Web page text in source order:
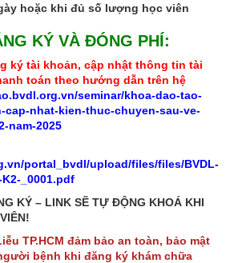
hoặc khi đủ số lượng học viên
KÝ VÀ ĐÓNG PHÍ:
ký tài khoản, cập nhật thông tin tài
toán theo hướng dẫn trên hệ
seminar/khoa-dao-tao-
cap-nhat-kien-thuc-chuyen-sau-ve-
nam-2025
portal_bvdl/upload/files/files/BVDL-
K2-_0001.pdf
KÝ – LINK SẼ TỰ ĐỘNG KHOÁ KHI
TP.HCM đảm bảo an toàn, bảo mật
bệnh khi đăng ký khám chữa